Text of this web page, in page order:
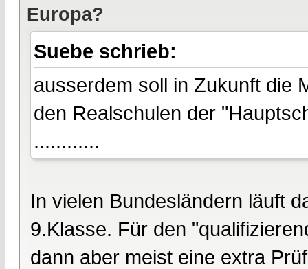
Europa?
Suebe schrieb:
ausserdem soll in Zukunft die
den Realschulen der
............
In vielen Bundesländern läuft
9.Klasse. Für den
dann aber meist eine extra